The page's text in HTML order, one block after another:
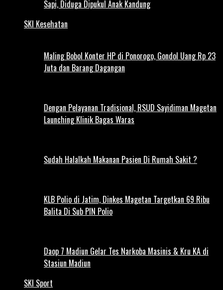
Sapi, Diduga Dipukul Anak Kandung
SKI Kesehatan
Maling Bobol Konter HP di Ponorogo, Gondol Uang Rp 23
Juta dan Barang Dagangan
Dengan Pelayanan Tradisional, RSUD Sayidiman Magetan
Launching Klinik Bagas Waras
Sudah Halalkah Makanan Pasien Di Rumah Sakit ?
KLB Polio di Jatim, Dinkes Magetan Targetkan 69 Ribu
Balita Di Sub PIN Polio
Daop 7 Madiun Gelar Tes Narkoba Masinis & Kru KA di
Stasiun Madiun
SKI Sport